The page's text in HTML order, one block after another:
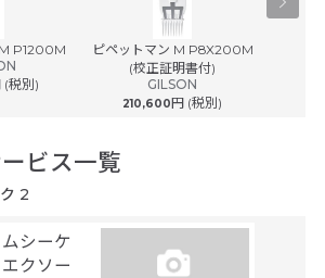
P1200M
(税別)
ピペットマン M P8X200M
(校正証明書付)
GILSON
210,600円 (税別)
ビス一覧
2
シーケ
クソー